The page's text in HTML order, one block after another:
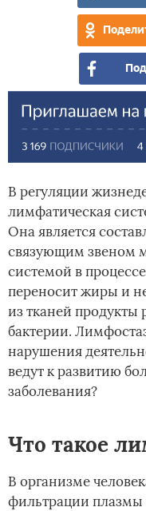
В регуляции
лимфатическая
Она является
связующим звеном
системой в
переносит жиры и
из тканей продукты
бактерии.
нарушения
ведут к развитию
заболевания?
Что такое
В организме
фильтрации плазмы